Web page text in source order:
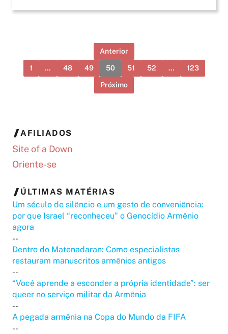
Anterior
1 … 48 49 50 51 52 … 123
Próximo
AFILIADOS
Site of a Down
Oriente-se
ÚLTIMAS MATÉRIAS
Um século de silêncio e um gesto de conveniência:
por que Israel “reconheceu” o Genocídio Armênio
agora
--
Dentro do Matenadaran: Como especialistas
restauram manuscritos armênios antigos
--
“Você aprende a esconder a própria identidade”: ser
queer no serviço militar da Armênia
--
A pegada armênia na Copa do Mundo da FIFA
--